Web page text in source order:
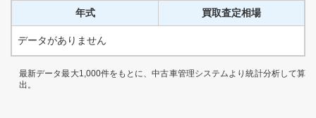
年式 買取査定相場
データがありません
最新データ最大1,000件をもとに、中古車管理システムより統計分析して算
出。